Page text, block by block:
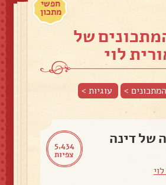
חפשי
מתכון
של
לוי
> עוגיות>
5,434
צפיות
של דינה